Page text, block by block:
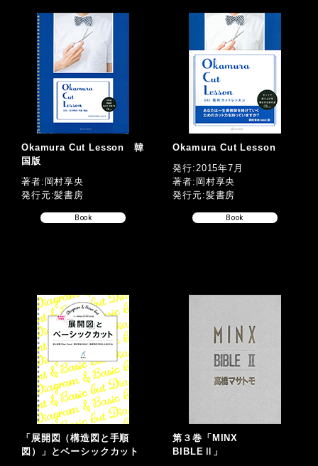
Okamura Cut Lesson 韓
国版
著者:岡村享央
発行元:髪書房
Book
Okamura Cut Lesson
発行:2015年7月
著者:岡村享央
発行元:髪書房
Book
「展開図（構造図と手順
図）」とベーシックカット
第３巻「MINX
BIBLEⅡ」